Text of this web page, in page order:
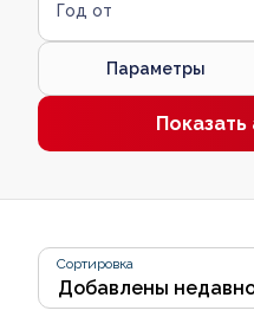
Год от
Параметры
Сортировка